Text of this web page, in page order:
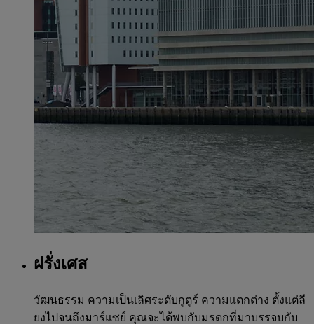
ฝรั่งเศส
วัฒนธรรม ความเป็นเลิศระดับกูตูร์ ความแตกต่าง ตั้งแต่ลี
ยงไปจนถึงมาร์แซย์ คุณจะได้พบกับมรดกที่มาบรรจบกับ